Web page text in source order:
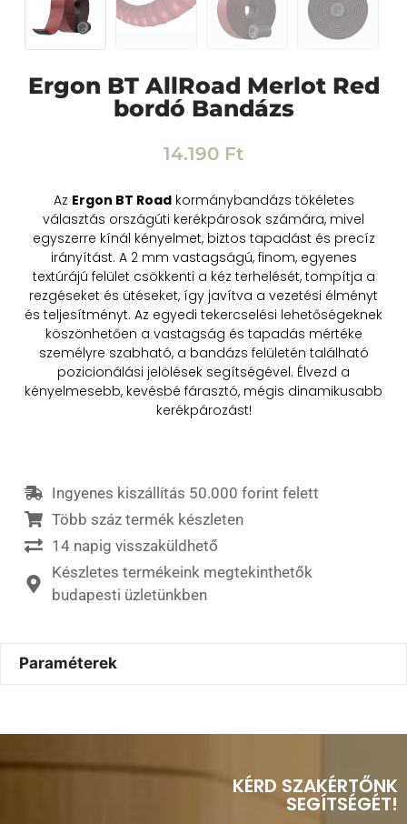
Ergon BT AllRoad Merlot Red
bordó Bandázs
14.190 Ft
Az Ergon BT Roadkormánybandázs tökéletes
választás országúti kerékpárosok számára, mivel
egyszerre kínál kényelmet, biztos tapadást és precíz
irányítást. A 2 mm vastagságú, finom, egyenes
textúrájú felület csökkenti a kéz terhelését, tompítja a
rezgéseket és ütéseket, így javítva a vezetési élményt
és teljesítményt. Az egyedi tekercselési lehetőségeknek
köszönhetően a vastagság és tapadás mértéke
személyre szabható, a bandázs felületén található
pozicionálási jelölések segítségével. Élvezd a
kényelmesebb, kevésbé fárasztó, mégis dinamikusabb
kerékpározást!
Ingyenes kiszállítás 50.000 forint felett
Több száz termék készleten
14 napig visszaküldhető
Készletes termékeink megtekinthetők
budapesti üzletünkben
Paraméterek
KÉRD SZAKÉRTŐNK
SEGÍTSÉGÉT!